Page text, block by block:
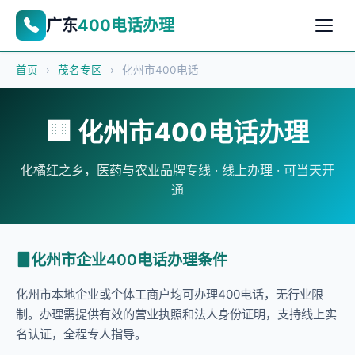
广东400电话办理
首页 › 茂名专区 › 化州市400电话
🏢 化州市400电话办理
化橘红之乡，医药与农业品牌专线 · 线上办理 · 可当天开
通
化州市企业400电话办理条件
化州市本地企业或个体工商户均可办理400电话，无行业限
制。办理需提供有效的营业执照和法人身份证明，支持线上实
名认证，全程专人指导。